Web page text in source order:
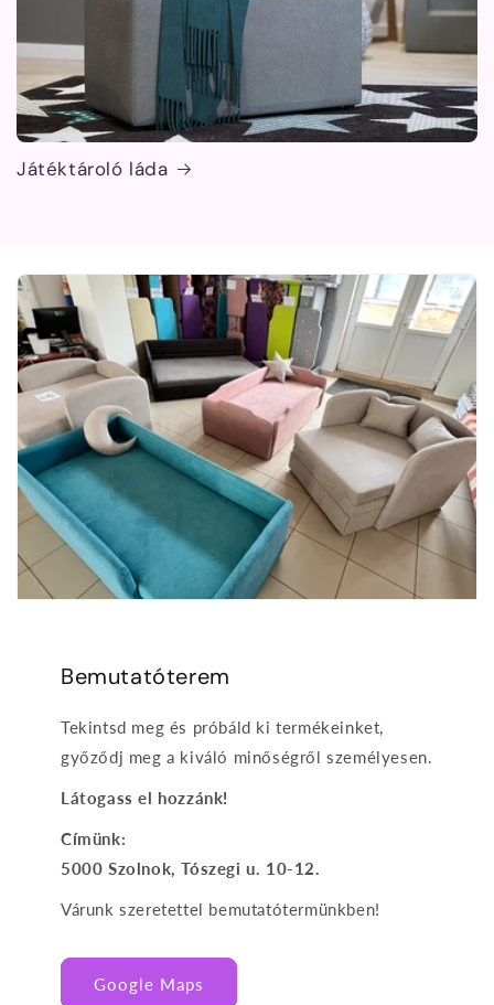
Játéktároló láda
Bemutatóterem
Tekintsd meg és próbáld ki termékeinket,
győződj meg a kiváló minőségről személyesen.
Látogass el hozzánk!
Címünk:
5000 Szolnok, Tószegi u. 10-12.
Várunk szeretettel bemutatótermünkben!
Google Maps